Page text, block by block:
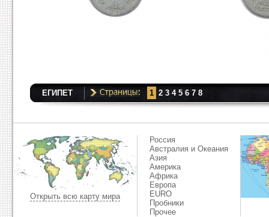
ЕГИПЕТ 1 2 3 4 5 6 7 8
Открыть всю карту мира
Россия
Австралия и Океания
Азия
Америка
Африка
Европа
EURO
Пробники
Прочее